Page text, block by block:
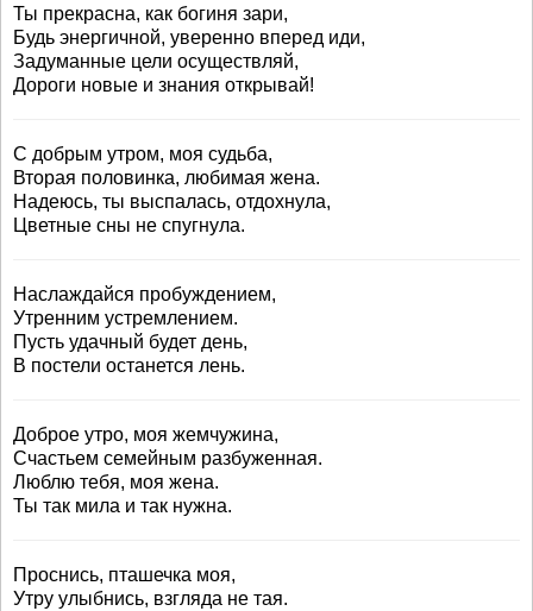
Ты прекрасна, как богиня зари,
Будь энергичной, уверенно вперед иди,
Задуманные цели осуществляй,
Дороги новые и знания открывай!
С добрым утром, моя судьба,
Вторая половинка, любимая жена.
Надеюсь, ты выспалась, отдохнула,
Цветные сны не спугнула.
Наслаждайся пробуждением,
Утренним устремлением.
Пусть удачный будет день,
В постели останется лень.
Доброе утро, моя жемчужина,
Счастьем семейным разбуженная.
Люблю тебя, моя жена.
Ты так мила и так нужна.
Проснись, пташечка моя,
Утру улыбнись, взгляда не тая.